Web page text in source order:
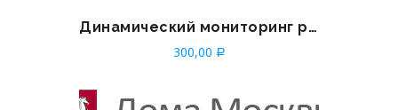
Динамический мониторинг раскрытия информации
300,00 Р